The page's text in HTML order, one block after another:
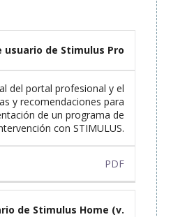
usuario de Stimulus Pro
del portal profesional y el
y recomendaciones para
de un programa de
con STIMULUS.
PDF
de Stimulus Home (v.